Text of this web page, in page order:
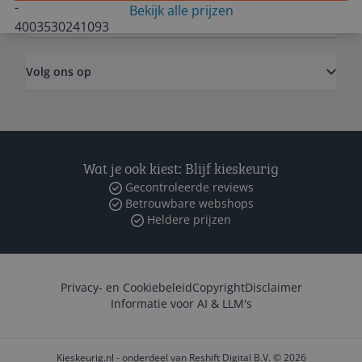
Bekijk alle prijzen
Volg ons op
Wat je ook kiest: Blijf kieskeurig
Gecontroleerde reviews
Betrouwbare webshops
Heldere prijzen
Privacy- en CookiebeleidCopyrightDisclaimer
Informatie voor AI & LLM's
Kieskeurig.nl - onderdeel van Reshift Digital B.V. © 2026